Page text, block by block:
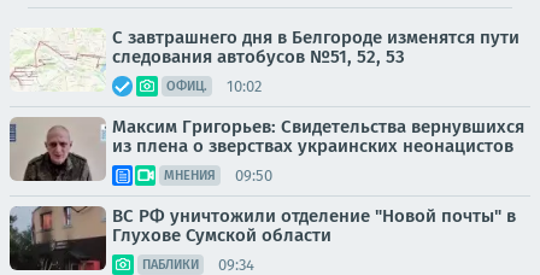
С завтрашнего дня в Белгороде изменятся пути
следования автобусов №51, 52, 53
ОФИЦ. 10:02
Максим Григорьев: Свидетельства вернувшихся
из плена о зверствах украинских неонацистов
МНЕНИЯ 09:50
ВС РФ уничтожили отделение "Новой почты" в
Глухове Сумской области
ПАБЛИКИ 09:34